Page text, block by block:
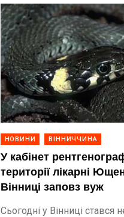
НОВИНИ ВІННИЧЧИНА
У кабінет
території лікарні
Вінниці заповз вуж
Сьогодні у Вінниці стався